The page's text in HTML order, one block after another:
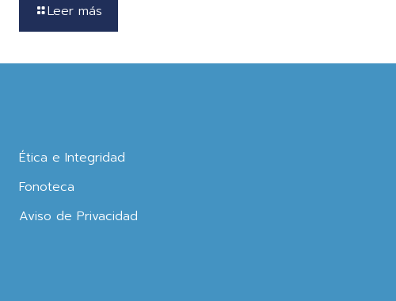
Leer más
Ética e Integridad
Fonoteca
Aviso de Privacidad